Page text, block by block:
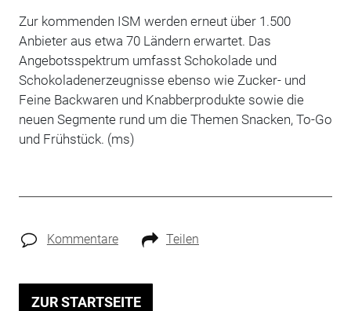
Zur kommenden ISM werden erneut über 1.500
Anbieter aus etwa 70 Ländern erwartet. Das
Angebotsspektrum umfasst Schokolade und
Schokoladenerzeugnisse ebenso wie Zucker- und
Feine Backwaren und Knabberprodukte sowie die
neuen Segmente rund um die Themen Snacken, To-Go
und Frühstück. (ms)
Kommentare Teilen
ZUR STARTSEITE